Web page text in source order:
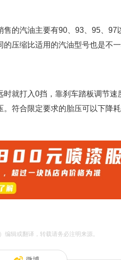
的汽油主要有90、93、95、97
压缩比适用的汽油型号也是不一
就打入0挡，靠刹车踏板调节速
符合限定要求的胎压可以下降
编辑或翻译，转载请务必注明来源。